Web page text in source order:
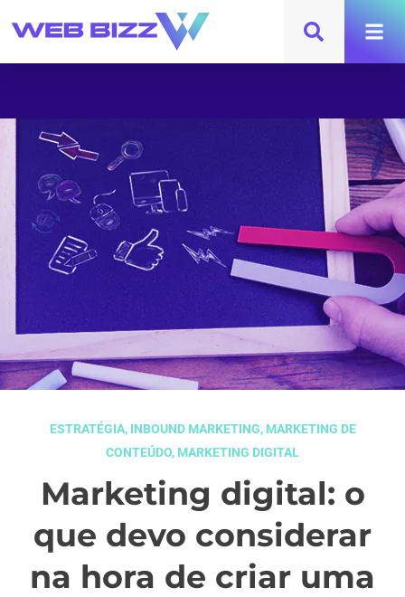
ESTRATÉGIA, INBOUND MARKETING, MARKETING DE
CONTEÚDO, MARKETING DIGITAL
Marketing digital: o
que devo considerar
na hora de criar uma